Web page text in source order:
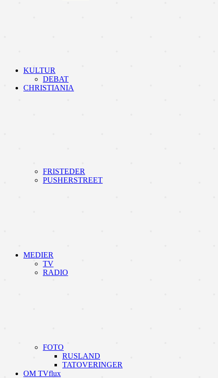
KULTUR
DEBAT
CHRISTIANIA
FRISTEDER
PUSHERSTREET
MEDIER
TV
RADIO
FOTO
RUSLAND
TATOVERINGER
OM TVflux